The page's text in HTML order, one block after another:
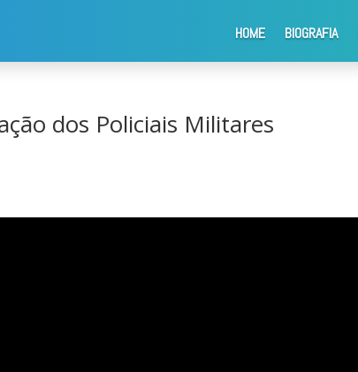
HOME BIOGRAFIA
dos Policiais Militares